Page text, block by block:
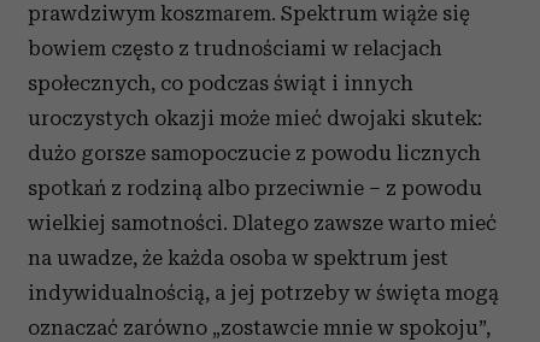
prawdziwym koszmarem. Spektrum wiąże się
bowiem często z trudnościami w relacjach
społecznych, co podczas świąt i innych
uroczystych okazji może mieć dwojaki skutek:
dużo gorsze samopoczucie z powodu licznych
spotkań z rodziną albo przeciwnie – z powodu
wielkiej samotności. Dlatego zawsze warto mieć
na uwadze, że każda osoba w spektrum jest
indywidualnością, a jej potrzeby w święta mogą
oznaczać zarówno „zostawcie mnie w spokoju”,